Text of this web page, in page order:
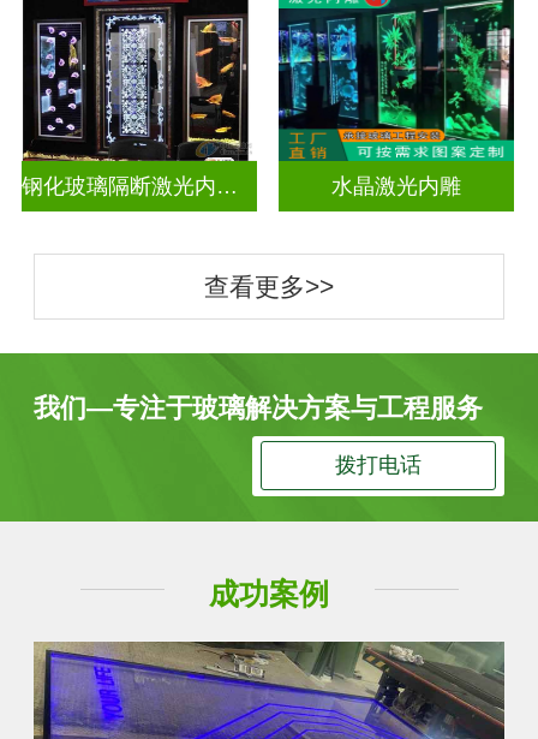
钢化玻璃隔断激光内雕护栏玻璃 水晶激光内雕
查看更多>>
我们—专注于玻璃解决方案与工程服务
拨打电话
成功案例